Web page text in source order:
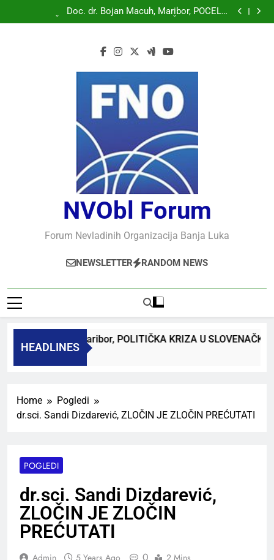
SLOVENAČKOM PARLAMENTU
Doc. dr. Bojan Macuh, Maribor, POČELO
OBILJEŽAVANJE 30 GODINA USPJEŠNOG RADA I
Prof.dr Vaso Bojanić, MOGU LI KOMPJUTERI POSTATI
Doc. dr. Bojan Macuh, Maribor, POLITIČKA KRIZA U
SLOVENAČKOM PARLAMENTU
Doc. dr. Bojan Macuh, Maribor, POČELO
RAZVOJA DEFENDOLOGIJE – POGLED IZ SLOVENIJE
AUTORITARNO LUDILO
NVObl Forum
Forum Nevladinih Organizacija Banja Luka
NEWSLETTER RANDOM NEWS
HEADLINES
Bojan Macuh, Maribor, POLITIČKA KRIZA U SLOVENAČKOM
Home
Pogledi
dr.sci. Sandi Dizdarević, ZLOČIN JE ZLOČIN PREĆUTATI
POGLEDI
dr.sci. Sandi Dizdarević,
ZLOČIN JE ZLOČIN
PREĆUTATI